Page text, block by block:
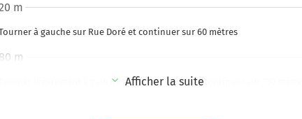
à gauche sur Rue Doré et continuer sur 60 mètres
m
légèrement à gauche sur Rue Prillieux et continuer sur 130 mètres
m
Afficher la suite